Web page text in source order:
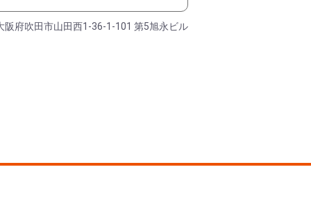
阪府吹田市山田西1-36-1-101 第5旭永ビル